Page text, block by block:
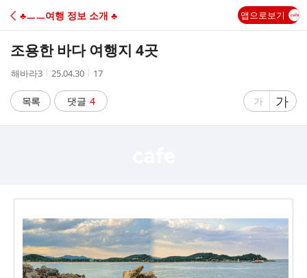
C
♣ㅡㅡ여행 정보 소개 ♣ 앱으로보기
조용한 바다 여행지 4곳
작
자
해바라3
작
시
간
25.04.30
조
수
17
목록 댓글 4
글
게
가
글
자
게
가